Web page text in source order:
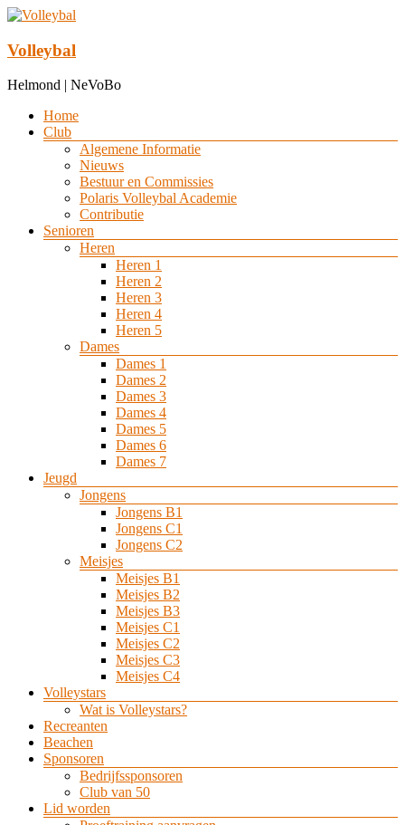
Ga
de
inhoud
Volleybal
Helmond | NeVoBo
Menu
Home
Club
Algemene Informatie
Nieuws
Bestuur en Commissies
Polaris Volleybal Academie
Contributie
Senioren
Heren
Heren 1
Heren 2
Heren 3
Heren 4
Heren 5
Dames
Dames 1
Dames 2
Dames 3
Dames 4
Dames 5
Dames 6
Dames 7
Jeugd
Jongens
Jongens B1
Jongens C1
Jongens C2
Meisjes
Meisjes B1
Meisjes B2
Meisjes B3
Meisjes C1
Meisjes C2
Meisjes C3
Meisjes C4
Volleystars
Wat is Volleystars?
Recreanten
Beachen
Sponsoren
Bedrijfssponsoren
Club van 50
Lid worden